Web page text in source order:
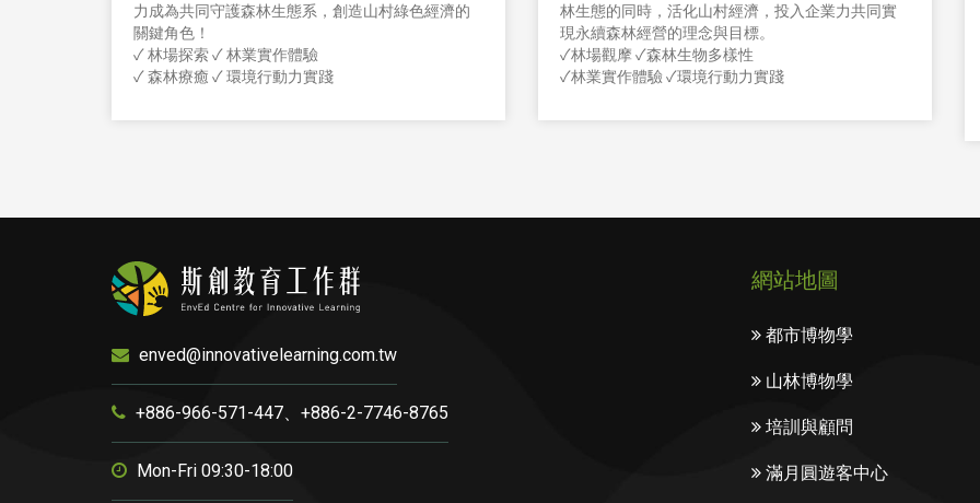
力成為共同守護森林生態系，創造山村綠色經濟的
關鍵角色！
✓ 林場探索 ✓ 林業實作體驗
✓ 森林療癒 ✓ 環境行動力實踐
林生態的同時，活化山村經濟，投入企業力共同實
現永續森林經營的理念與目標。
✓林場觀摩 ✓森林生物多樣性
✓林業實作體驗 ✓環境行動力實踐
enved@innovativelearning.com.tw
+886-966-571-447、+886-2-7746-8765
Mon-Fri 09:30-18:00
網站地圖
都市博物學
山林博物學
培訓與顧問
滿月圓遊客中心